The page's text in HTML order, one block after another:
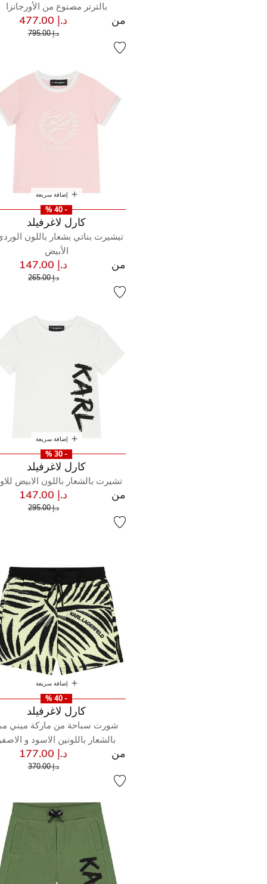
بالترتر مصنوع من الأورجانزا
من د.إ 477.00
سعر مخفض من
د.إ 795.00 إلى
إضافة سريعة
- 40 %
كارل لاغرفيلد
تيشيرت بناتي بشعار باللون
الأبيض
من د.إ 147.00
سعر مخفض من
د.إ 265.00 إلى
إضافة سريعة
- 30 %
كارل لاغرفيلد
تشيرت بالشعار باللون الابيض
من د.إ 147.00
سعر مخفض من
د.إ 295.00 إلى
إضافة سريعة
- 40 %
كارل لاغرفيلد
شورت سباحة من ماركة ميني
بالشعار باللونين الاسود و الاصفر
من د.إ 177.00
سعر مخفض من
د.إ 370.00 إلى